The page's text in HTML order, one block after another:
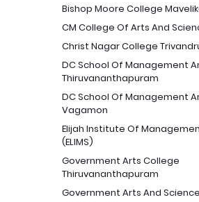
Bishop Moore College
CM College Of Arts And
Christ Nagar College
DC School Of Management
Thiruvananthapuram
DC School Of Management
Vagamon
Elijah Institute Of
(ELIMS)
Government Arts College
Thiruvananthapuram
Government Arts And